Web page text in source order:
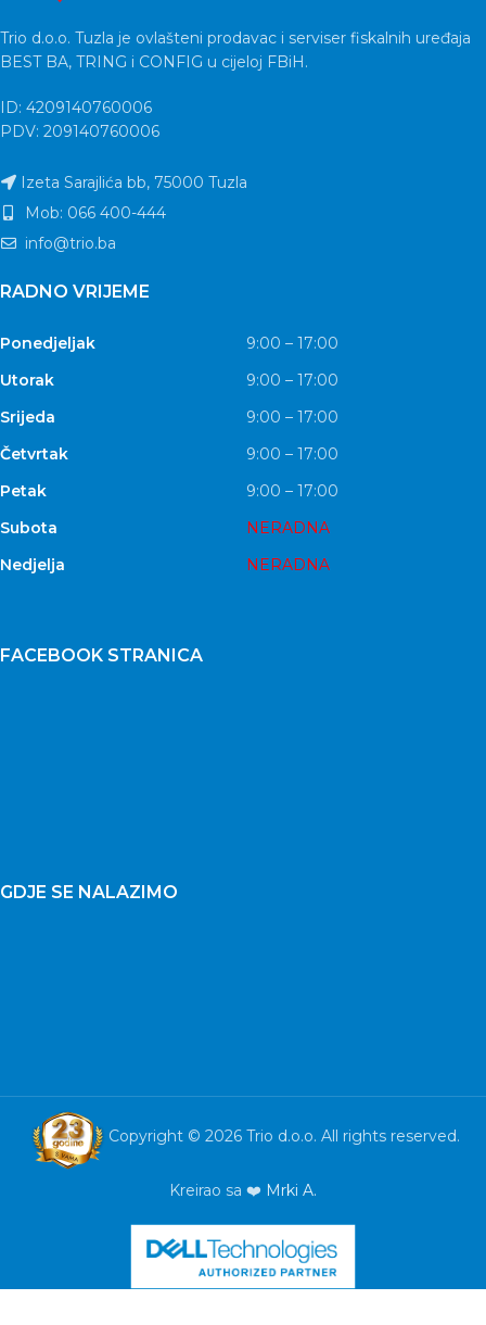
Trio d.o.o. Tuzla je ovlašteni prodavac i serviser fiskalnih uređaja
BEST BA, TRING i CONFIG u cijeloj FBiH.
ID: 4209140760006
PDV: 209140760006
Izeta Sarajlića bb, 75000 Tuzla
Mob: 066 400-444
info@trio.ba
RADNO VRIJEME
Ponedjeljak
9:00 – 17:00
Utorak
9:00 – 17:00
Srijeda
9:00 – 17:00
Četvrtak
9:00 – 17:00
Petak
9:00 – 17:00
Subota
NERADNA
Nedjelja
NERADNA
FACEBOOK STRANICA
GDJE SE NALAZIMO
Copyright © 2026 Trio d.o.o. All rights reserved.
Kreirao sa ❤️ Mrki A.
PlayStation
+ God of